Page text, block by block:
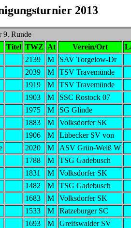
2013
9. Runde
Titel TWZ At Verein/Ort
2139 M
SAV Torgelow-Dr
2039 M
TSV Travemünde
1919 M
TSV Travemünde
1903 M
SSC Rostock 07
1975 M
SG Glinde
1883 M
Volksdorfer SK
1906 M
Lübecker SV von
2020 M
ASV Grün-Weiß W
1788 M
TSG Gadebusch
1831 M
Volksdorfer SK
1482 M
TSG Gadebusch
1683 M
Volksdorfer SK
1533 M
Ratzeburger SC
1693 M
Greifswalder SV